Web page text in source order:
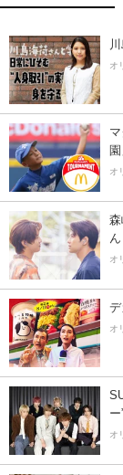
オ
園
オ
森
ん
オ
オ
ー
オ